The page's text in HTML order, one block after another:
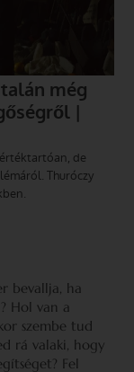
bevallja, ha
Hol van a
szembe tud
rá valaki, hogy
Fel